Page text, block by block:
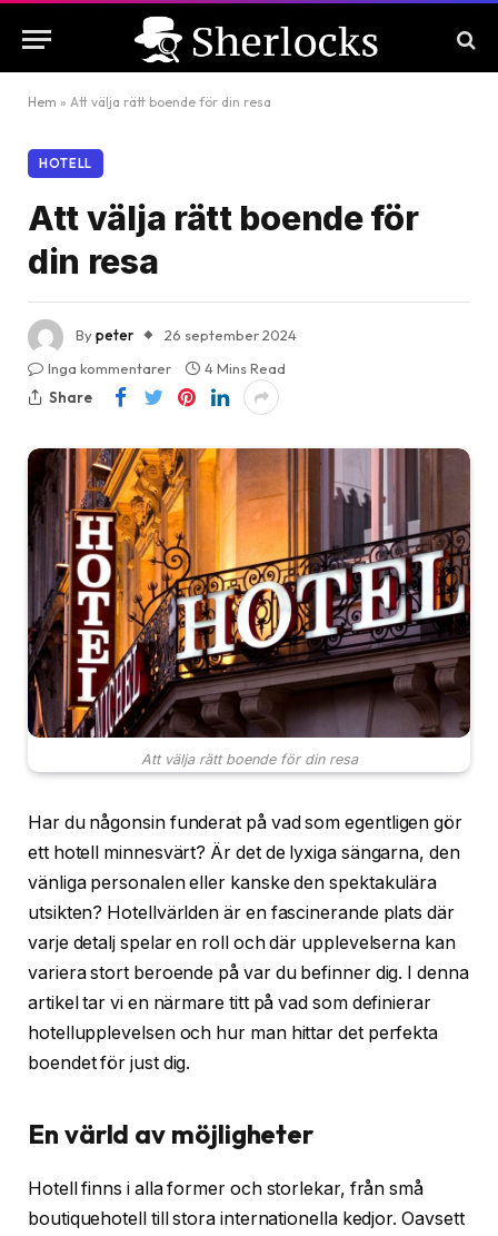
Hem » Att välja rätt boende för din resa
HOTELL
Att välja rätt boende för
din resa
Bypeter
26 september 2024
Inga kommentarer
4 Mins Read
Share
Att välja rätt boende för din resa
Har du någonsin funderat på vad som egentligen gör
ett hotell minnesvärt? Är det de lyxiga sängarna, den
vänliga personalen eller kanske den spektakulära
utsikten? Hotellvärlden är en fascinerande plats där
varje detalj spelar en roll och där upplevelserna kan
variera stort beroende på var du befinner dig. I denna
artikel tar vi en närmare titt på vad som definierar
hotellupplevelsen och hur man hittar det perfekta
boendet för just dig.
En värld av möjligheter
Hotell finns i alla former och storlekar, från små
boutiquehotell till stora internationella kedjor. Oavsett